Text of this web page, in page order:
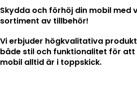
Skydda och förhöj din mobil med
sortiment av tillbehör!
Vi erbjuder högkvalitativa
både stil och funktionalitet för
mobil alltid är i toppskick.